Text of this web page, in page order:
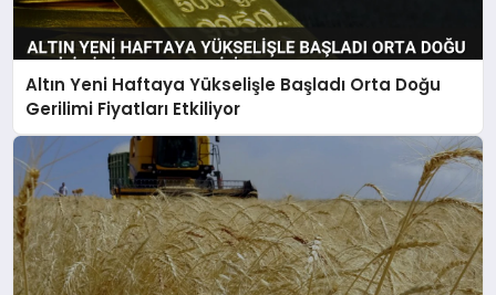
Altın Yeni Haftaya Yükselişle Başladı Orta Doğu
Gerilimi Fiyatları Etkiliyor